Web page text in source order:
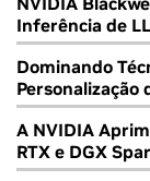
Inferência de
Dominando
Personalização
A NVIDIA
RTX e DGX